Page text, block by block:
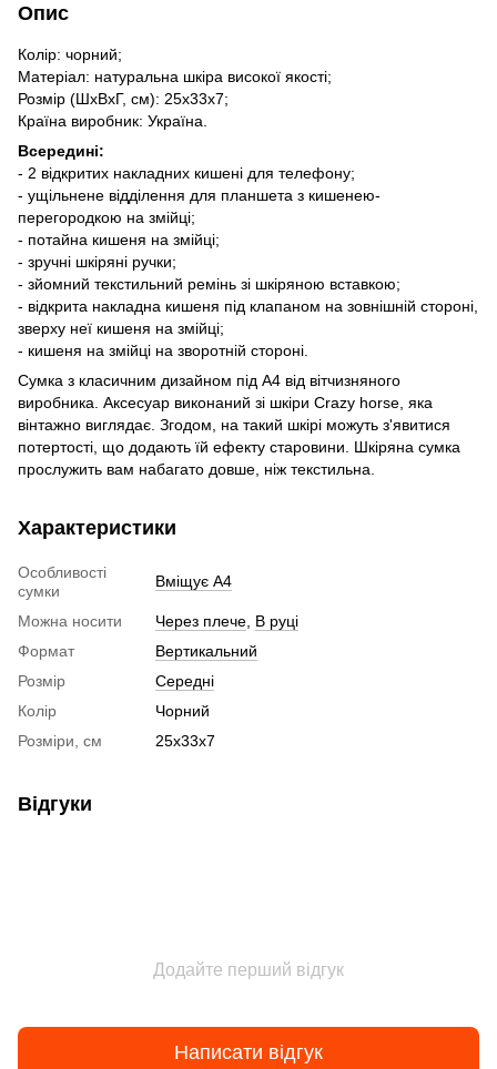
Опис
Колір: чорний;
Матеріал: натуральна шкіра високої якості;
Розмір (ШхВхГ, см): 25х33х7;
Країна виробник: Україна.
Всередині:
- 2 відкритих накладних кишені для телефону;
- ущільнене відділення для планшета з кишенею-
перегородкою на змійці;
- потайна кишеня на змійці;
- зручні шкіряні ручки;
- зйомний текстильний ремінь зі шкіряною вставкою;
- відкрита накладна кишеня під клапаном на зовнішній стороні,
зверху неї кишеня на змійці;
- кишеня на змійці на зворотній стороні.
Сумка з класичним дизайном під А4 від вітчизняного
виробника. Аксесуар виконаний зі шкіри Crazy horse, яка
вінтажно виглядає. Згодом, на такий шкірі можуть з'явитися
потертості, що додають їй ефекту старовини. Шкіряна сумка
прослужить вам набагато довше, ніж текстильна.
Характеристики
Особливості
сумки
Вміщує А4
Можна носити Через плече В руці
Формат
Вертикальний
Розмір
Середні
Колір
Чорний
Розміри, см
25х33х7
Відгуки
Додайте перший відгук
Написати відгук